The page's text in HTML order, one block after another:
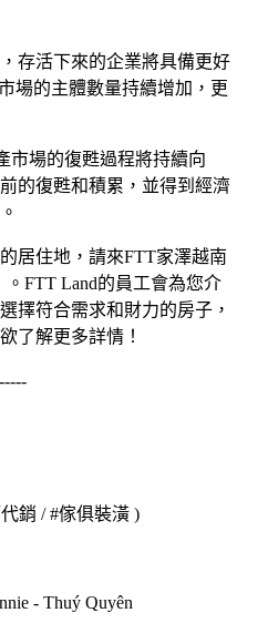
存活下來的企業將具備更好
場的主體數量持續增加，更
市場的復甦過程將持續向
的復甦和積累，並得到經濟
居住地，請來FTT家澤越南
FTT Land的員工會為您介
擇符合需求和財力的房子，
了解更多詳情！
銷 / #傢俱裝潢 )
- Thuý Quyên